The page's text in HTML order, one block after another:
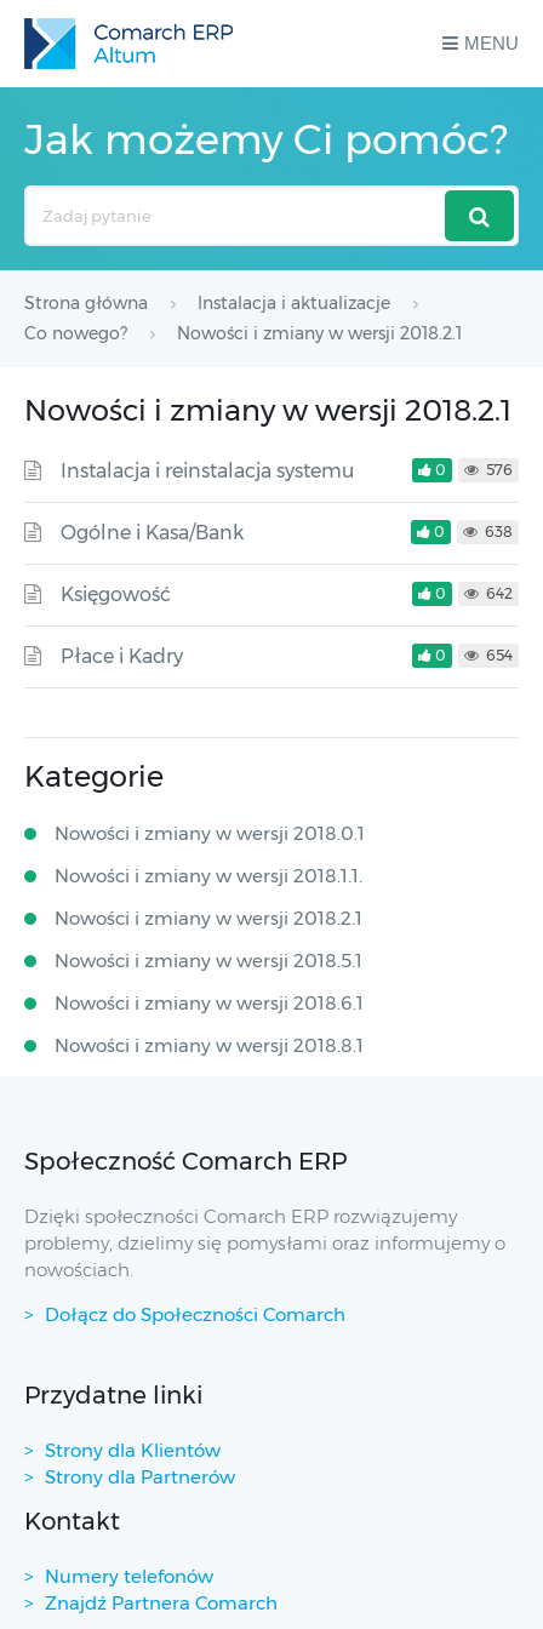
MENU
Jak możemy Ci pomóc?
Strona główna
Instalacja i aktualizacje
Co nowego?
Nowości i zmiany w wersji 2018.2.1
Nowości i zmiany w wersji 2018.2.1
Instalacja i reinstalacja systemu 0 576
Ogólne i Kasa/Bank 0 638
Księgowość 0 642
Płace i Kadry 0 654
Kategorie
Nowości i zmiany w wersji 2018.0.1
Nowości i zmiany w wersji 2018.1.1.
Nowości i zmiany w wersji 2018.2.1
Nowości i zmiany w wersji 2018.5.1
Nowości i zmiany w wersji 2018.6.1
Nowości i zmiany w wersji 2018.8.1
Społeczność Comarch ERP
Dzięki społeczności Comarch ERP rozwiązujemy
problemy, dzielimy się pomysłami oraz informujemy o
nowościach.
Dołącz do Społeczności Comarch
Przydatne linki
Strony dla Klientów
Strony dla Partnerów
Kontakt
Numery telefonów
Znajdź Partnera Comarch